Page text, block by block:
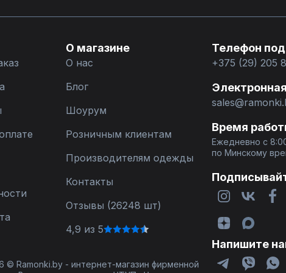
О магазине
О нас
Блог
Шоурум
Розничным клиентам
Производителям одежды
Контакты
Отзывы (26248 шт)
4,9 из 5
Телефон
+375 (29) 205
Время
Ежедневно с
по Минскому
Напишите
© Ramonki.by - интернет-магазин фирменной